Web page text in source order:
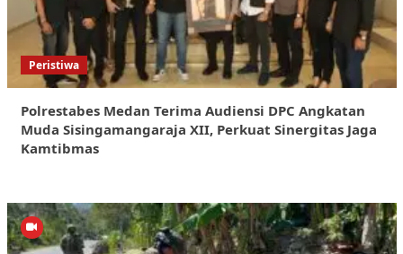
Peristiwa
Polrestabes Medan Terima Audiensi DPC Angkatan
Muda Sisingamangaraja XII, Perkuat Sinergitas Jaga
Kamtibmas